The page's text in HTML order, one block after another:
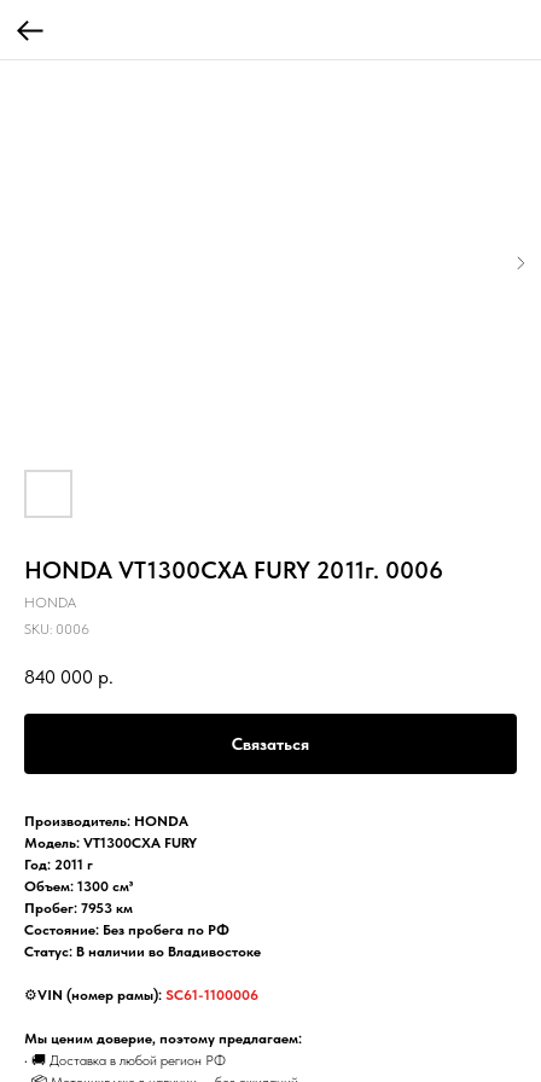
HONDA VT1300CXA FURY 2011г. 0006
HONDA
SKU: 0006
840 000 р.
Связаться
Производитель: HONDA
Модель: VT1300CXA FURY
Год: 2011 г
Объем: 1300 см³
Пробег: 7953 км
Состояние: Без пробега по РФ
Статус: В наличии во Владивостоке
⚙️VIN (номер рамы): SC61-1100006
Мы ценим доверие, поэтому предлагаем:
• 🚚 Доставка в любой регион РФ